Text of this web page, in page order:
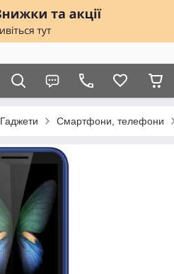
Гаджети Смартфони, телефони